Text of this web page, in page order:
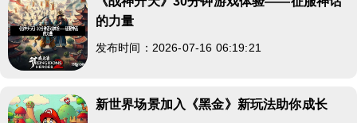
的力量
发布时间：2026-07-16 06:19:21
新世界场景加入《黑金》新玩法助你成长